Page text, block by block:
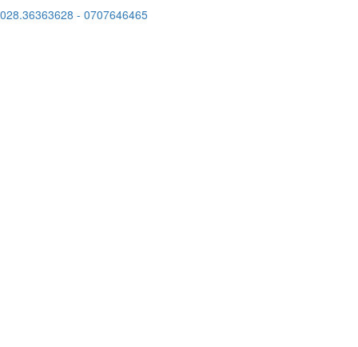
028.36363628 - 0707646465